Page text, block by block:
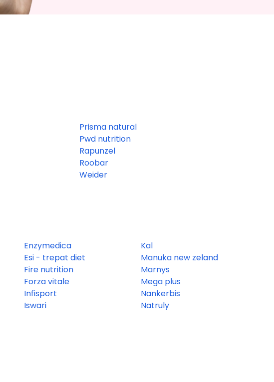
Prisma natural
Pwd nutrition
Rapunzel
Roobar
Weider
Enzymedica
Esi - trepat diet
Fire nutrition
Forza vitale
Infisport
Iswari
Kal
Manuka new zeland
Marnys
Mega plus
Nankerbis
Natruly